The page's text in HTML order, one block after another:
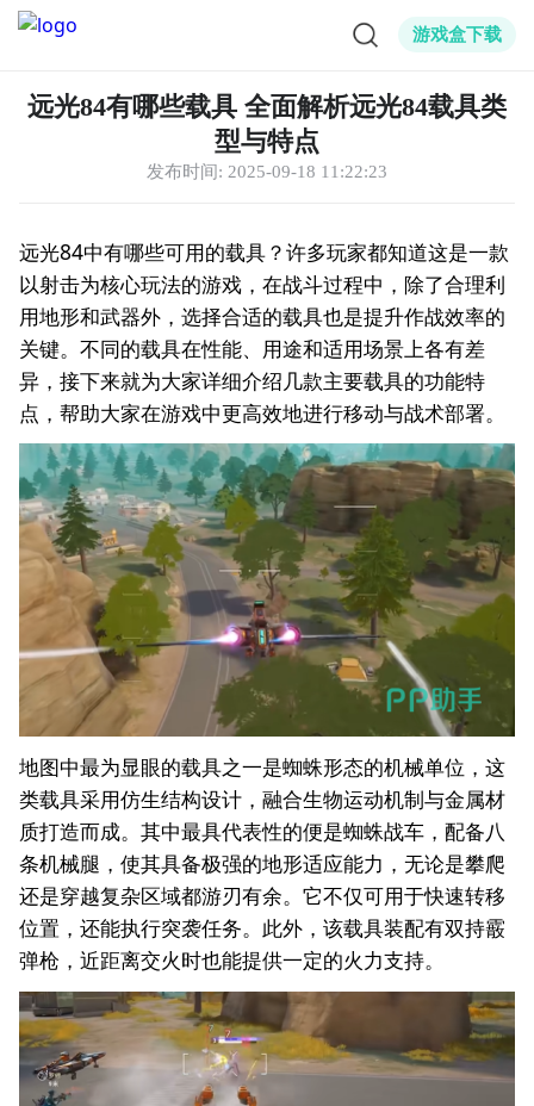
游戏盒下载
远光84有哪些载具 全面解析远光84载具类
型与特点
发布时间: 2025-09-18 11:22:23
远光84中有哪些可用的载具？许多玩家都知道这是一款
以射击为核心玩法的游戏，在战斗过程中，除了合理利
用地形和武器外，选择合适的载具也是提升作战效率的
关键。不同的载具在性能、用途和适用场景上各有差
异，接下来就为大家详细介绍几款主要载具的功能特
点，帮助大家在游戏中更高效地进行移动与战术部署。
地图中最为显眼的载具之一是蜘蛛形态的机械单位，这
类载具采用仿生结构设计，融合生物运动机制与金属材
质打造而成。其中最具代表性的便是蜘蛛战车，配备八
条机械腿，使其具备极强的地形适应能力，无论是攀爬
还是穿越复杂区域都游刃有余。它不仅可用于快速转移
位置，还能执行突袭任务。此外，该载具装配有双持霰
弹枪，近距离交火时也能提供一定的火力支持。